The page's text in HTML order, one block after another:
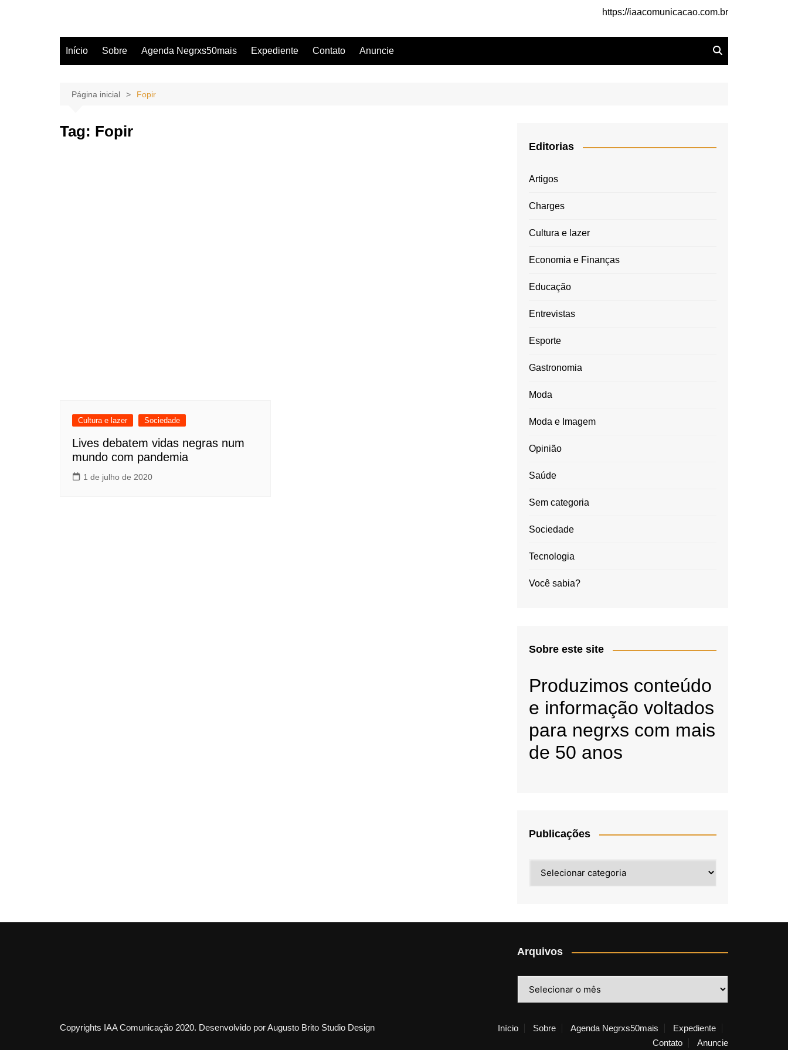
https://iaacomunicacao.com.br
Início Sobre Agenda Negrxs50mais Expediente Contato Anuncie
Página inicial Fopir
Tag: Fopir
Cultura e lazer Sociedade
Lives debatem vidas negras num
mundo com pandemia
1 de julho de 2020
Editorias
Artigos
Charges
Cultura e lazer
Economia e Finanças
Educação
Entrevistas
Esporte
Gastronomia
Moda
Moda e Imagem
Opinião
Saúde
Sem categoria
Sociedade
Tecnologia
Você sabia?
Sobre este site
Produzimos conteúdo
e informação voltados
para negrxs com mais
de 50 anos
Publicações
Arquivos
Copyrights IAA Comunicação 2020. Desenvolvido por Augusto Brito Studio Design Início Sobre Agenda Negrxs50mais
Expediente
Contato
Anuncie